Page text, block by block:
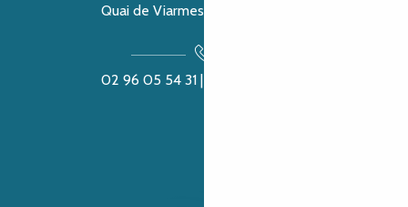
Quai de Viarmes, 22300 Lannion
02 96 05 54 31 | 02 96 04 04 57